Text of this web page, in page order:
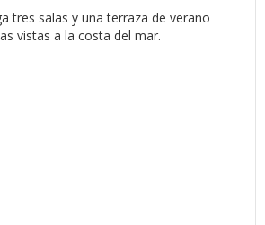
tres salas y una terraza de verano
vistas a la costa del mar.